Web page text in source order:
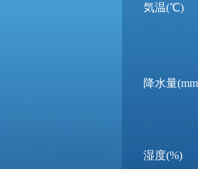
気温(℃)
降水量
湿度(%)